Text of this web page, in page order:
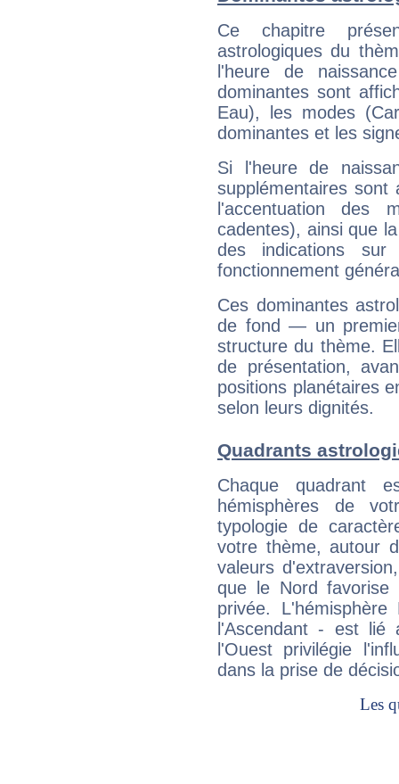
Ce chapitre
astrologiques du
l'heure de
dominantes sont
Eau), les modes
dominantes et les
Si l'heure de
supplémentaires sont
l'accentuation des
cadentes), ainsi que
des indications sur
fonctionnement
Ces dominantes
de fond — un
structure du thème.
de présentation,
positions planétaires
selon leurs dignités.
Quadrants
Chaque quadrant
hémisphères de
typologie de
votre thème, autour
valeurs
que le Nord favorise
privée.
l'Ascendant - est
l'Ouest privilégie
dans la prise de